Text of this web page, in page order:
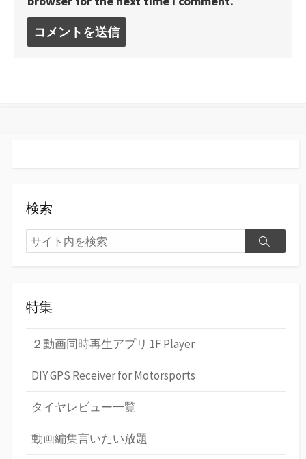
メ
検索
検
索
検
特集
２動画同時再生アプリ 1F Player
DIY GPS Receiver for Motorsports
タイヤレビュー一覧
動画編集言いたい放題